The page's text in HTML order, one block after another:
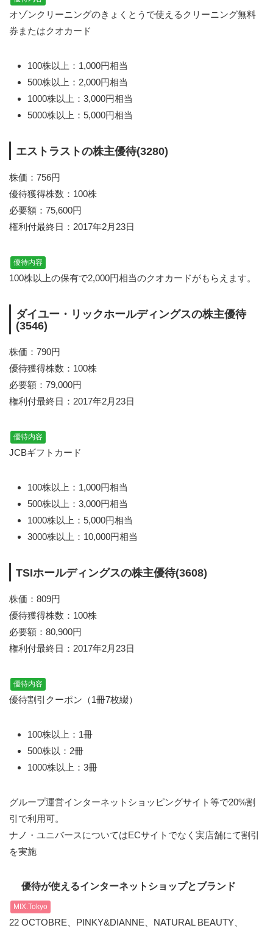
オゾンクリーニングのきょくとうで使えるクリーニング無料
券またはクオカード
100株以上：1,000円相当
500株以上：2,000円相当
1000株以上：3,000円相当
5000株以上：5,000円相当
エストラストの株主優待(3280)
株価：756円
優待獲得株数：100株
必要額：75,600円
権利付最終日：2017年2月23日
優待内容
100株以上の保有で2,000円相当のクオカードがもらえます。
ダイユー・リックホールディングスの株主優待
(3546)
株価：790円
優待獲得株数：100株
必要額：79,000円
権利付最終日：2017年2月23日
優待内容
JCBギフトカード
100株以上：1,000円相当
500株以上：3,000円相当
1000株以上：5,000円相当
3000株以上：10,000円相当
TSIホールディングスの株主優待(3608)
株価：809円
優待獲得株数：100株
必要額：80,900円
権利付最終日：2017年2月23日
優待内容
優待割引クーポン（1冊7枚綴）
100株以上：1冊
500株以：2冊
1000株以上：3冊
グループ運営インターネットショッピングサイト等で20%割
引で利用可。
ナノ・ユニバースについてはECサイトでなく実店舗にて割引
を実施
優待が使えるインターネットショップとブランド
MIX.Tokyo
22 OCTOBRE、PINKY&DIANNE、NATURAL BEAUTY、